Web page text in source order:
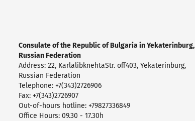
Consulate of the Republic of Bulgaria in Yekaterinburg,
Russian Federation
Address: 22, KarlalibknehtaStr. off403, Yekaterinburg,
Russian Federation
Telephone: +7(343)2726906
Fax: +7(343)2726907
Out-of-hours hotline: +79827336849
Office Hours: 09.30 - 17.30h